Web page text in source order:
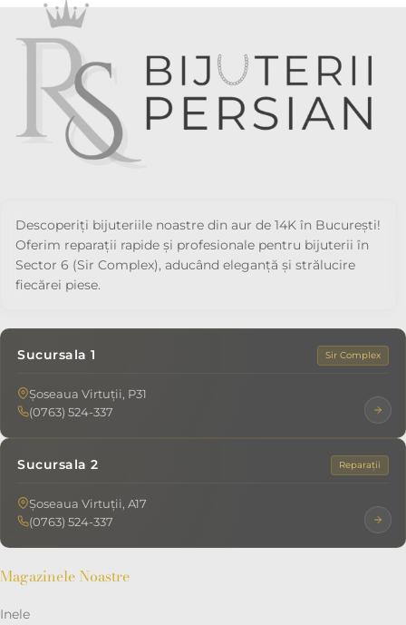
Descoperiți bijuteriile noastre din aur de 14K în București!
Oferim reparații rapide și profesionale pentru bijuterii în
Sector 6 (Sir Complex), aducând eleganță și strălucire
fiecărei piese.
Sucursala 1 Sir Complex
Șoseaua Virtuții, P31
(0763) 524-337
Sucursala 2 Reparații
Șoseaua Virtuții, A17
(0763) 524-337
Magazinele Noastre
Inele